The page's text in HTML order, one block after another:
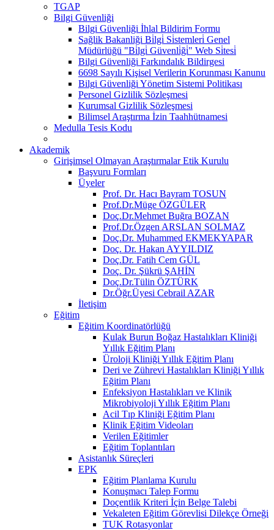
TGAP
Bilgi Güvenliği
Bilgi Güvenliği İhlal Bildirim Formu
Sağlik Bakanliği Bi̇lgi̇ Si̇stemleri̇ Genel
Müdürlüğü "Bi̇lgi̇ Güvenli̇ği̇" Web Si̇tesi̇
Bilgi Güvenliği Farkındalık Bildirgesi
6698 Sayılı Kişisel Verilerin Korunması Kanunu
Bilgi Güvenliği Yönetim Sistemi Politikası
Personel Gizlilik Sözleşmesi
Kurumsal Gizlilik Sözleşmesi
Bilimsel Araştırma İzin Taahhütnamesi
Medulla Tesis Kodu
Akademik
Girişimsel Olmayan Araştırmalar Etik Kurulu
Başvuru Formları
Üyeler
Prof. Dr. Hacı Bayram TOSUN
Prof.Dr.Müge ÖZGÜLER
Doç.Dr.Mehmet Buğra BOZAN
Prof.Dr.Özgen ARSLAN SOLMAZ
Doç.Dr. Muhammed EKMEKYAPAR
Doç. Dr. Hakan AYYILDIZ
Doç.Dr. Fatih Cem GÜL
Doç. Dr. Şükrü ŞAHİN
Doç.Dr.Tülin ÖZTÜRK
Dr.Öğr.Üyesi Cebrail AZAR
İletişim
Eğitim
Eğitim Koordinatörlüğü
Kulak Burun Boğaz Hastalıkları Kliniği
Yıllık Eğitim Planı
Üroloji Kliniği Yıllık Eğitim Planı
Deri ve Zührevi Hastalıkları Kliniği Yıllık
Eğitim Planı
Enfeksiyon Hastalıkları ve Klinik
Mikrobiyoloji Yıllık Eğitim Planı
Acil Tıp Kliniği Eğitim Planı
Klinik Eğitim Videoları
Verilen Eğitimler
Eğitim Toplantıları
Asistanlık Süreçleri
EPK
Eğitim Planlama Kurulu
Konuşmacı Talep Formu
Doçentlik Kriteri İçin Belge Talebi
Vekaleten Eğitim Görevlisi Dilekçe Örneği
TUK Rotasyonlar